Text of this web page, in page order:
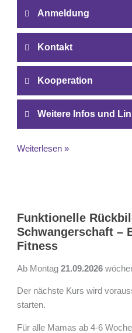
Anmeldung
Kontakt
Kooperation
Weitere Infos und
Weiterlesen »
Funktionelle
Schwangerschaft –
Fitness
Ab Montag21.09.2026
Der nächste Kurs wird
starten.
Für alle Mamas ab 4-6
nach
der
Schwangerschaft
–
Fitness